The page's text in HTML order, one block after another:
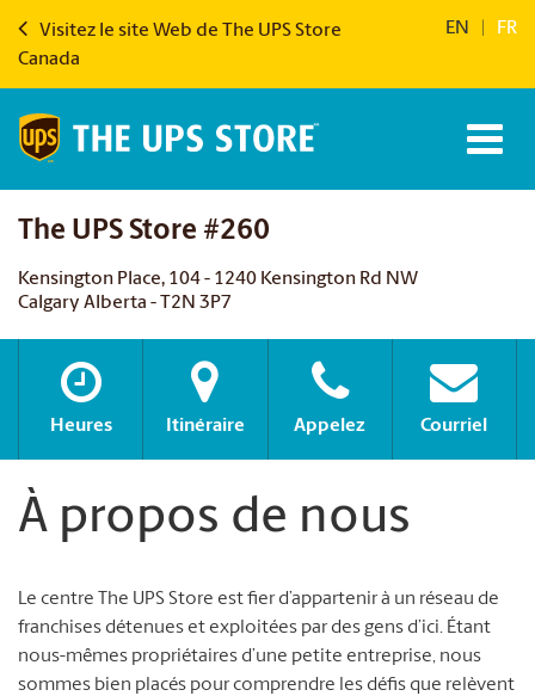
Visitez le site Web de The UPS Store
Canada
EN FR
The UPS Store #260
Kensington Place, 104 - 1240 Kensington Rd NW
Calgary Alberta - T2N 3P7
Heures Itinéraire Appelez Courriel
À propos de nous
Le centre The UPS Store est fier d’appartenir à un réseau de
franchises détenues et exploitées par des gens d’ici. Étant
nous-mêmes propriétaires d’une petite entreprise, nous
sommes bien placés pour comprendre les défis que relèvent